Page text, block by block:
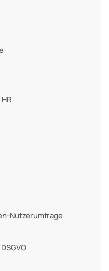
Nutzerumfrage